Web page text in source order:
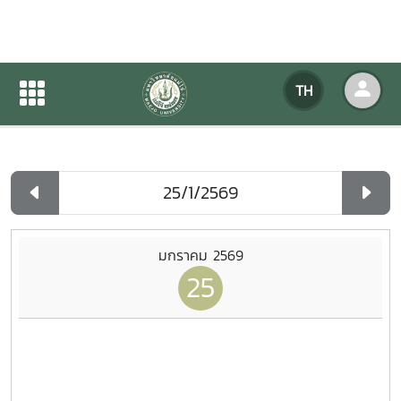
TH
ปฏิทินกิจกรรมของหน่วยงาน
ปฏิทินกิจกรรมของหน่วยงาน
มกราคม 2569
25